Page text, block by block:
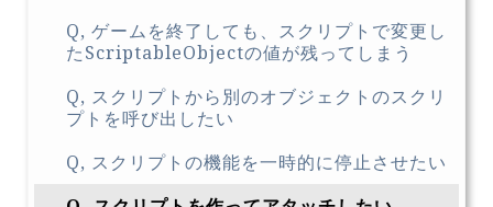
Q, ゲームを終了しても、スクリプトで変更し
たScriptableObjectの値が残ってしまう
Q, スクリプトから別のオブジェクトのスクリ
プトを呼び出したい
Q, スクリプトの機能を一時的に停止させたい